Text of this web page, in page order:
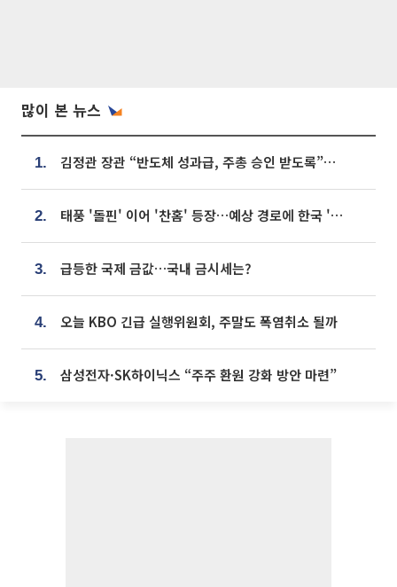
많이 본 뉴스
1. 김정관 장관 “반도체 성과급, 주총 승인 받도록”…상법·자본시장법 개정 시사
2. 태풍 '돌핀' 이어 '찬홈' 등장…예상 경로에 한국 '한숨'
3. 급등한 국제 금값…국내 금시세는?
4. 오늘 KBO 긴급 실행위원회, 주말도 폭염취소 될까
5. 삼성전자·SK하이닉스 “주주 환원 강화 방안 마련”